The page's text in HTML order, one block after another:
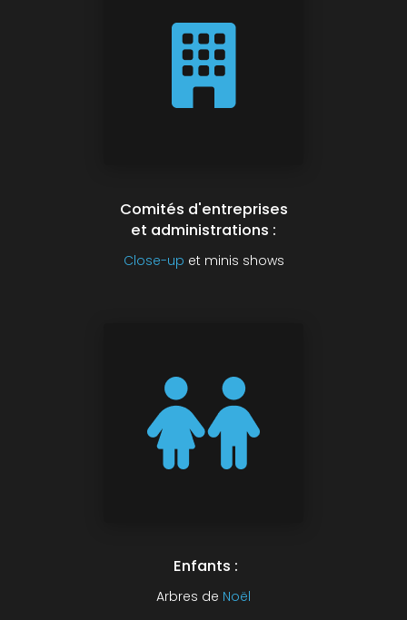
Comités d'entreprises
et administrations :
Close-up et minis shows
Enfants :
Arbres de Noël